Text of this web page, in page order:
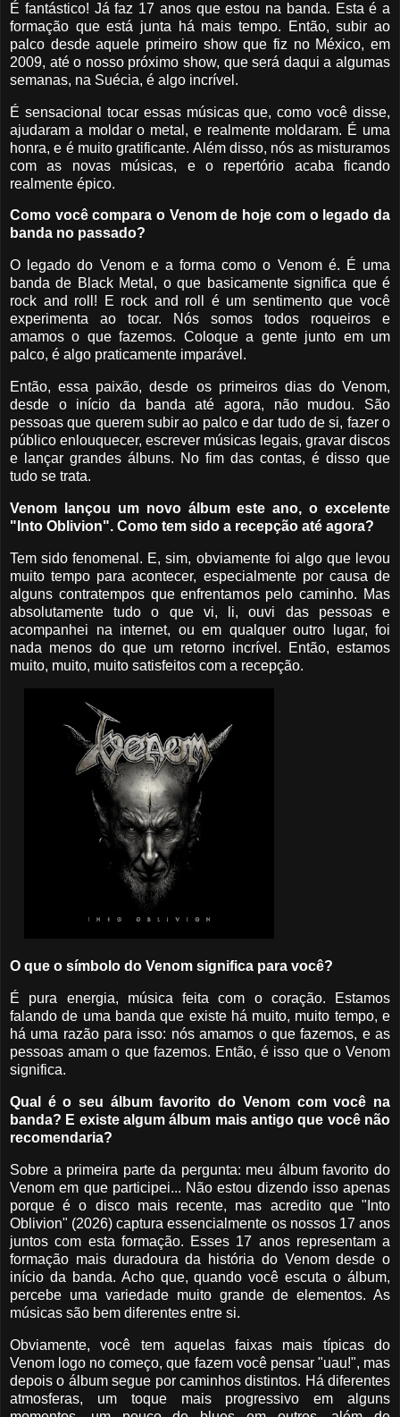
É fantástico! Já faz 17 anos que estou na banda. Esta é a
formação que está junta há mais tempo. Então, subir ao
palco desde aquele primeiro show que fiz no México, em
2009, até o nosso próximo show, que será daqui a algumas
semanas, na Suécia, é algo incrível.
É sensacional tocar essas músicas que, como você disse,
ajudaram a moldar o metal, e realmente moldaram. É uma
honra, e é muito gratificante. Além disso, nós as misturamos
com as novas músicas, e o repertório acaba ficando
realmente épico.
Como você compara o Venom de hoje com o legado da
banda no passado?
O legado do Venom e a forma como o Venom é. É uma
banda de Black Metal, o que basicamente significa que é
rock and roll! E rock and roll é um sentimento que você
experimenta ao tocar. Nós somos todos roqueiros e
amamos o que fazemos. Coloque a gente junto em um
palco, é algo praticamente imparável.
Então, essa paixão, desde os primeiros dias do Venom,
desde o início da banda até agora, não mudou. São
pessoas que querem subir ao palco e dar tudo de si, fazer o
público enlouquecer, escrever músicas legais, gravar discos
e lançar grandes álbuns. No fim das contas, é disso que
tudo se trata.
Venom lançou um novo álbum este ano, o excelente
"Into Oblivion". Como tem sido a recepção até agora?
Tem sido fenomenal. E, sim, obviamente foi algo que levou
muito tempo para acontecer, especialmente por causa de
alguns contratempos que enfrentamos pelo caminho. Mas
absolutamente tudo o que vi, li, ouvi das pessoas e
acompanhei na internet, ou em qualquer outro lugar, foi
nada menos do que um retorno incrível. Então, estamos
muito, muito, muito satisfeitos com a recepção.
O que o símbolo do Venom significa para você?
É pura energia, música feita com o coração. Estamos
falando de uma banda que existe há muito, muito tempo, e
há uma razão para isso: nós amamos o que fazemos, e as
pessoas amam o que fazemos. Então, é isso que o Venom
significa.
Qual é o seu álbum favorito do Venom com você na
banda? E existe algum álbum mais antigo que você não
recomendaria?
Sobre a primeira parte da pergunta: meu álbum favorito do
Venom em que participei... Não estou dizendo isso apenas
porque é o disco mais recente, mas acredito que "Into
Oblivion" (2026) captura essencialmente os nossos 17 anos
juntos com esta formação. Esses 17 anos representam a
formação mais duradoura da história do Venom desde o
início da banda. Acho que, quando você escuta o álbum,
percebe uma variedade muito grande de elementos. As
músicas são bem diferentes entre si.
Obviamente, você tem aquelas faixas mais típicas do
Venom logo no começo, que fazem você pensar "uau!", mas
depois o álbum segue por caminhos distintos. Há diferentes
atmosferas, um toque mais progressivo em alguns